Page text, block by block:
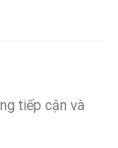
tiếp cận và